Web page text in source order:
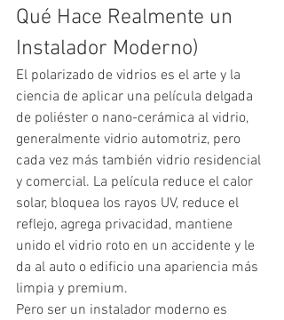
Qué Hace Realmente un
Instalador Moderno)
El polarizado de vidrios es el arte y la
ciencia de aplicar una película delgada
de poliéster o nano-cerámica al vidrio,
generalmente vidrio automotriz, pero
cada vez más también vidrio residencial
y comercial. La película reduce el calor
solar, bloquea los rayos UV, reduce el
reflejo, agrega privacidad, mantiene
unido el vidrio roto en un accidente y le
da al auto o edificio una apariencia más
limpia y premium.
Pero ser un instalador moderno es